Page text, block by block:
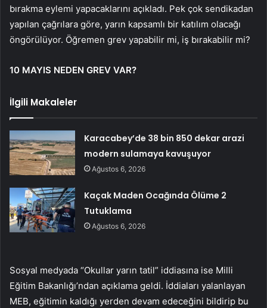
bırakma eylemi yapacaklarını açıkladı. Pek çok sendikadan
yapılan çağrılara göre, yarın kapsamlı bir katılım olacağı
öngörülüyor. Öğremen grev yapabilir mi, iş bırakabilir mi?
10 MAYIS NEDEN GREV VAR?
İlgili Makaleler
Karacabey’de 38 bin 850 dekar arazi
modern sulamaya kavuşuyor
Ağustos 6, 2026
Kaçak Maden Ocağında Ölüme 2
Tutuklama
Ağustos 6, 2026
Sosyal medyada “Okullar yarın tatil” iddiasına ise Milli
Eğitim Bakanlığı’ndan açıklama geldi. İddiaları yalanlayan
MEB, eğitimin kaldığı yerden devam edeceğini bildirip bu